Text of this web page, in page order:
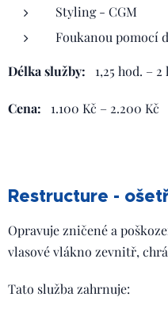
Styling - CGM
Foukanou pomocí
Délka služby: 1,25 hod. – 2
Cena: 1.100 Kč – 2.200 Kč
Restructure -
Opravuje zničené a
vlasové vlákno zevnitř,
Tato služba zahrnuje: